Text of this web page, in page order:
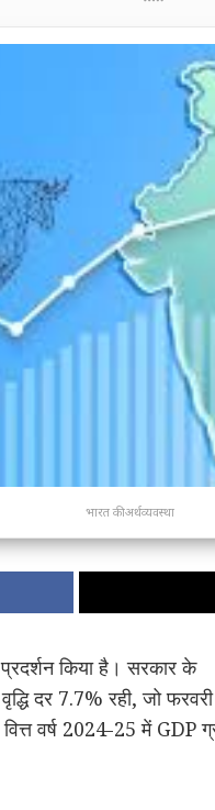
भारत की अर्थव्यवस्था
किया है। सरकार के
दर 7.7% रही, जो
वर्ष 2024-25 में GDP